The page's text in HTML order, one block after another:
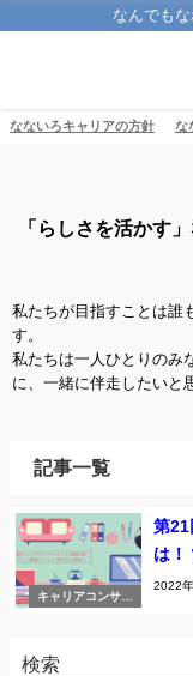
なんでも
なないろキャリアの方針 な
「らしさを活かす
私たちが目指すことは誰
す。
私たちは一人ひとりのみ
に、一緒に伴走したいと
記事一覧
キャリアコンサル
第21
は！
2022
検索